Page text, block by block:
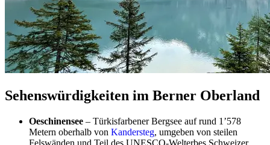
Sehenswürdigkeiten im Berner Oberland
Oeschinensee – Türkisfarbener Bergsee auf rund 1’578
Metern oberhalb von Kandersteg, umgeben von steilen